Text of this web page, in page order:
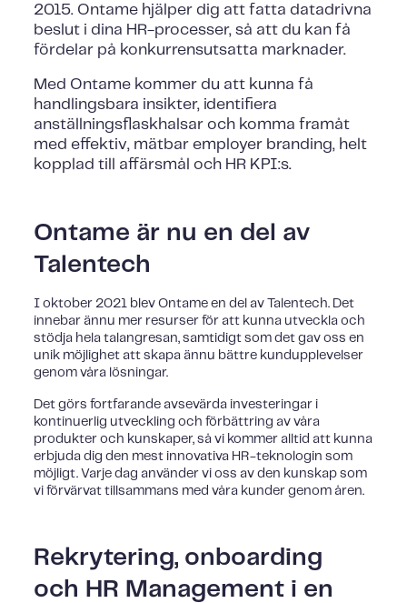
2015. Ontame hjälper dig att fatta datadrivna
beslut i dina HR-processer, så att du kan få
fördelar på konkurrensutsatta marknader.
Med Ontame kommer du att kunna få
handlingsbara insikter, identifiera
anställningsflaskhalsar och komma framåt
med effektiv, mätbar employer branding, helt
kopplad till affärsmål och HR KPI:s.
Ontame är nu en del av
Talentech
I oktober 2021 blev Ontame en del av Talentech. Det
innebar ännu mer resurser för att kunna utveckla och
stödja hela talangresan, samtidigt som det gav oss en
unik möjlighet att skapa ännu bättre kundupplevelser
genom våra lösningar.
Det görs fortfarande avsevärda investeringar i
kontinuerlig utveckling och förbättring av våra
produkter och kunskaper, så vi kommer alltid att kunna
erbjuda dig den mest innovativa HR-teknologin som
möjligt. Varje dag använder vi oss av den kunskap som
vi förvärvat tillsammans med våra kunder genom åren.
Rekrytering, onboarding
och HR Management i en